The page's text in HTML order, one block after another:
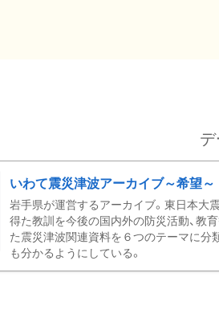
いわて震災津波アーカイブ～希望～
岩手県が運営するアーカイブ。東日本大
得た教訓を今後の国内外の防災活動、教
た震災津波関連資料を６つのテーマに分
も分かるようにしている。